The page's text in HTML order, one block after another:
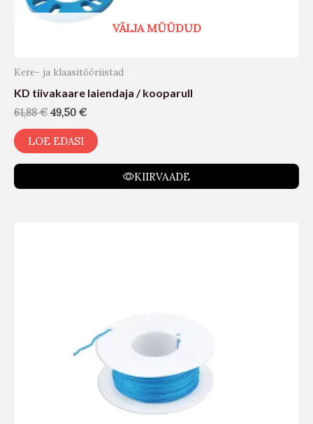
VÄLJA MÜÜDUD
Kere- ja klaasitööriistad
KD tiivakaare laiendaja / kooparull
61,88€ 49,50 €
LOE EDASI
KIIRVAADE